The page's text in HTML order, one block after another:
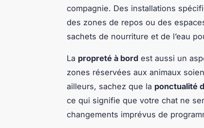
compagnie. Des installations
des zones de repos ou des
sachets de nourriture et de l’eau
La propreté à bord est aussi un
zones réservées aux animaux
ailleurs, sachez que la ponctualité
ce qui signifie que votre chat ne
changements imprévus de